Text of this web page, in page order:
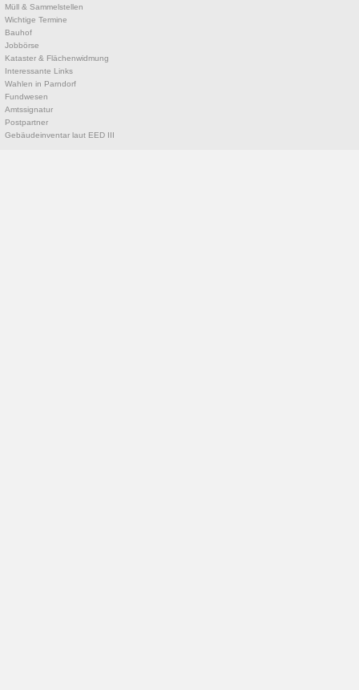
Müll & Sammelstellen
Wichtige Termine
Bauhof
Jobbörse
Kataster & Flächenwidmung
Interessante Links
Wahlen in Parndorf
Fundwesen
Amtssignatur
Postpartner
Gebäudeinventar laut EED III